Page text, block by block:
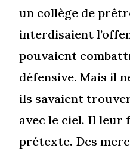
un collège de
interdisaient
pouvaient
défensive. Mais il
ils savaient
avec le ciel. Il leur
prétexte. Des